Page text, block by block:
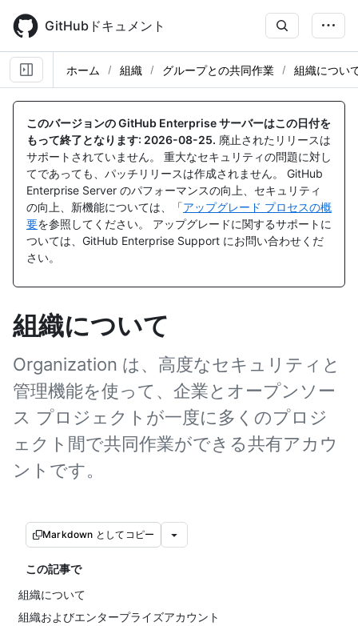
main
content
GitHubドキュメント
ホーム 組織 グループとの共同作業 組織につい
このバージョンの GitHub Enterprise サーバーはこの日付を
もって終了となります: 2026-08-25. 廃止されたリリースは
サポートされていません。 重大なセキュリティの問題に対し
てであっても、パッチリリースは作成されません。 GitHub
Enterprise Server のパフォーマンスの向上、セキュリティ
の向上、新機能については、「アップグレード プロセスの概
要を参照してください。 アップグレードに関するサポートに
ついては、GitHub Enterprise Support にお問い合わせくだ
さい。
組織について
Organization は、高度なセキュリティと
管理機能を使って、企業とオープンソー
ス プロジェクトが一度に多くのプロジ
ェクト間で共同作業ができる共有アカウ
ントです。
Markdown としてコピー
この記事で
組織について
組織およびエンタープライズアカウント